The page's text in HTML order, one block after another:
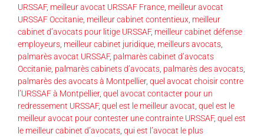
URSSAF, meilleur avocat URSSAF France meilleur avocat
URSSAF Occitanie meilleur cabinet contentieux meilleur
cabinet d’avocats pour litige URSSAF, meilleur cabinet défense
employeurs meilleur cabinet juridique meilleurs avocats
palmarès avocat URSSAF, palmarès cabinet d’avocats
Occitanie palmarès cabinets d’avocats palmarès des avocats
palmarès des avocats à Montpellier, quel avocat choisir contre
l’URSSAF à Montpellier, quel avocat contacter pour un
redressement URSSAF, quel est le meilleur avocat quel est le
meilleur avocat pour contester une contrainte URSSAF, quel est
le meilleur cabinet d’avocats qui est l’avocat le plus